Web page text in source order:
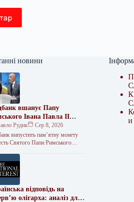
новини
вшанує Папу
Івана Павла II
монетою
Рудик
Сер 8, 2026
випустить пам’ятну монету
Святого Папи Римського
присвячену…
відповідь на
олігарха: аналіз для
и